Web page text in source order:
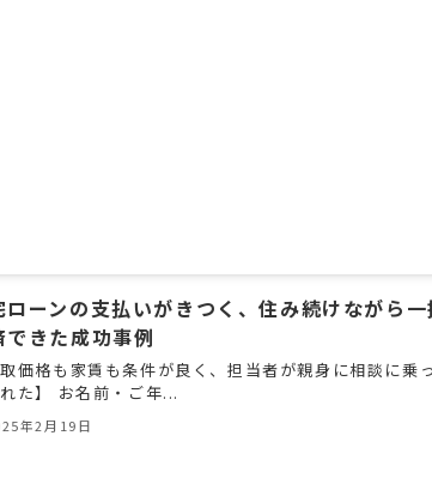
ローンの支払いがきつく、住み続けながら
できた成功事例
取価格も家賃も条件が良く、担当者が親身に相談に乗
た】 お名前・ご年...
年2月19日